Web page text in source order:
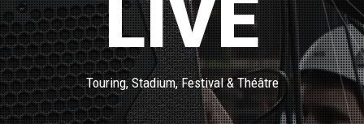
LIVE
Touring, Stadium, Festival & Théâtre